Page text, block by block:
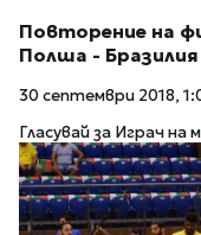
Повторение на
Полша - Бразилия
30 септември 2018,
Гласувай за Играч